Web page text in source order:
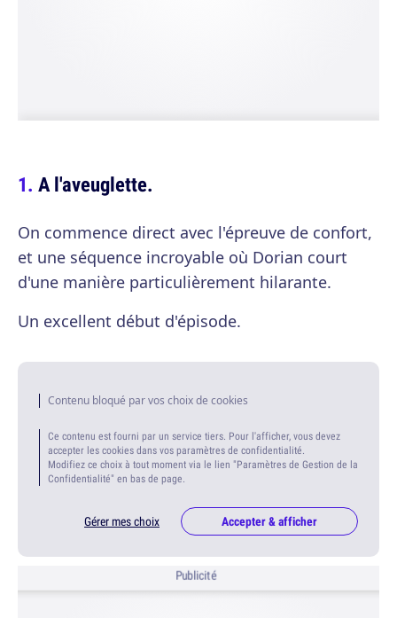
A l'aveuglette.
On commence direct avec l'épreuve de confort,
et une séquence incroyable où Dorian court
d'une manière particulièrement hilarante.
Un excellent début d'épisode.
Contenu bloqué par vos choix de cookies
Ce contenu est fourni par un service tiers. Pour l'afficher, vous devez
accepter les cookies dans vos paramètres de confidentialité.
Modifiez ce choix à tout moment via le lien "Paramètres de Gestion de la
Confidentialité" en bas de page.
Gérer mes choix Accepter & afficher
Publicité